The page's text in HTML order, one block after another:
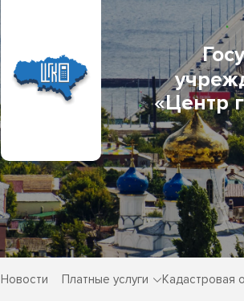
«Центр
Новости Платные услуги Кадастровая